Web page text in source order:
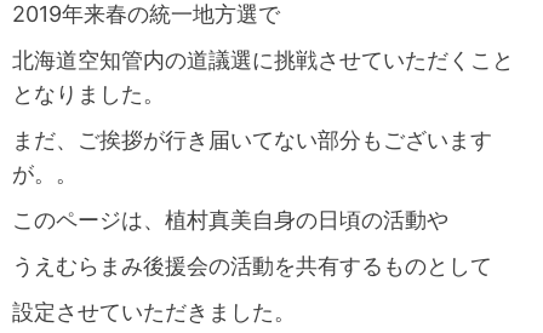
2019年来春の統一地方選で
北海道空知管内の道議選に挑戦させていただくこと
となりました。
まだ、ご挨拶が行き届いてない部分もございます
が。。
このページは、植村真美自身の日頃の活動や
うえむらまみ後援会の活動を共有するものとして
設定させていただきました。